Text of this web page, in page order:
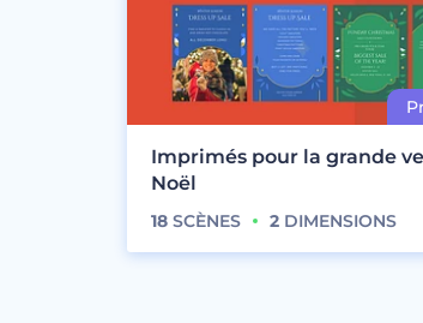
Imprimés pour la grande
Noël
18 SCÈNES 2 DIMENSIONS